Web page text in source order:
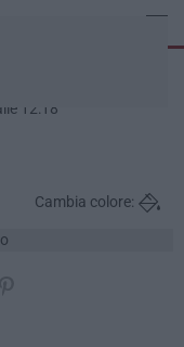
12:18
Cambia colore: